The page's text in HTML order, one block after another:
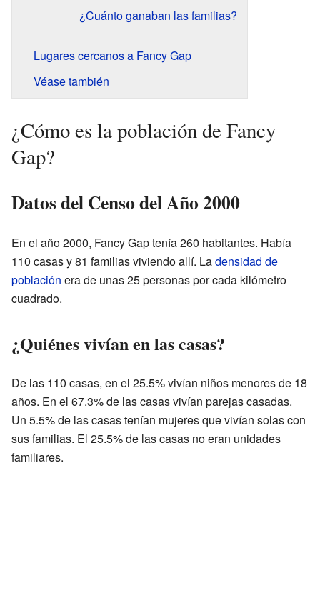
¿Cuánto ganaban las familias?
Lugares cercanos a Fancy Gap
Véase también
¿Cómo es la población de Fancy
Gap?
Datos del Censo del Año 2000
En el año 2000, Fancy Gap tenía 260 habitantes. Había
110 casas y 81 familias viviendo allí. Ladensidad de
población era de unas 25 personas por cada kilómetro
cuadrado.
¿Quiénes vivían en las casas?
De las 110 casas, en el 25.5% vivían niños menores de 18
años. En el 67.3% de las casas vivían parejas casadas.
Un 5.5% de las casas tenían mujeres que vivían solas con
sus familias. El 25.5% de las casas no eran unidades
familiares.